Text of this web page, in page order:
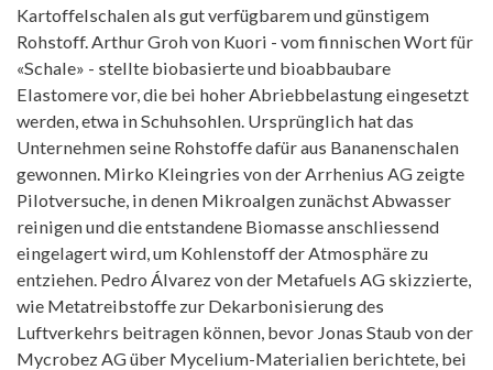
Kartoffelschalen als gut verfügbarem und günstigem
Rohstoff. Arthur Groh von Kuori - vom finnischen Wort für
«Schale» - stellte biobasierte und bioabbaubare
Elastomere vor, die bei hoher Abriebbelastung eingesetzt
werden, etwa in Schuhsohlen. Ursprünglich hat das
Unternehmen seine Rohstoffe dafür aus Bananenschalen
gewonnen. Mirko Kleingries von der Arrhenius AG zeigte
Pilotversuche, in denen Mikroalgen zunächst Abwasser
reinigen und die entstandene Biomasse anschliessend
eingelagert wird, um Kohlenstoff der Atmosphäre zu
entziehen. Pedro Álvarez von der Metafuels AG skizzierte,
wie Metatreibstoffe zur Dekarbonisierung des
Luftverkehrs beitragen können, bevor Jonas Staub von der
Mycrobez AG über Mycelium-Materialien berichtete, bei